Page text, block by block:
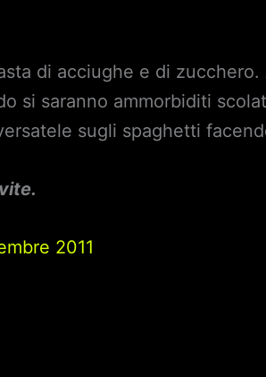
di acciughe e di zucchero.
si saranno ammorbiditi
sugli spaghetti
2011